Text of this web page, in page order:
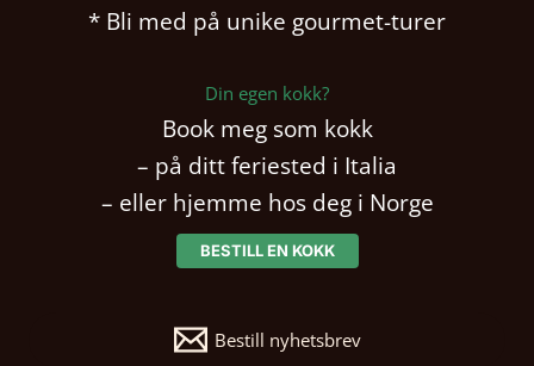
* Bli med på unike gourmet-turer
Din egen kokk?
Book meg som kokk
– på ditt feriested i Italia
– eller hjemme hos deg i Norge
BESTILL EN KOKK
Bestill nyhetsbrev